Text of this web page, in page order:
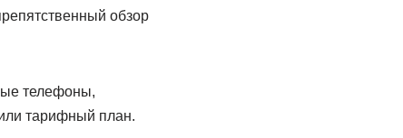
обзор
телефоны,
тарифный план.